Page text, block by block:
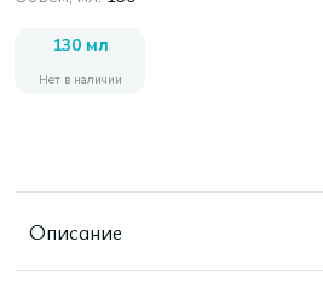
130 мл
Нет в наличии
Описание